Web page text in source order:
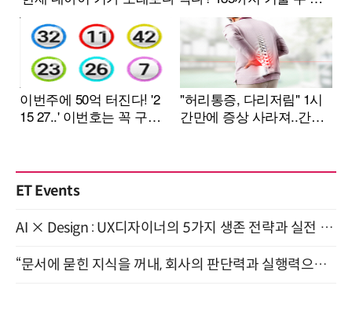
ET Events
AI × Design : UX디자이너의 5가지 생존 전략과 실전 대응 8월 28일 개최
“문서에 묻힌 지식을 꺼내, 회사의 판단력과 실행력으로 바꾸다” (8/20)